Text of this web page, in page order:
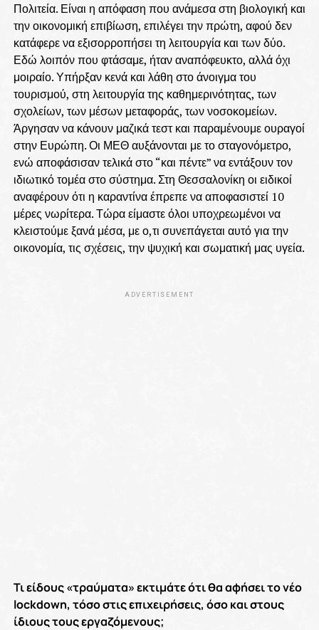
Πολιτεία. Είναι η απόφαση που ανάμεσα στη βιολογική και
την οικονομική επιβίωση, επιλέγει την πρώτη, αφού δεν
κατάφερε να εξισορροπήσει τη λειτουργία και των δύο.
Εδώ λοιπόν που φτάσαμε, ήταν αναπόφευκτο, αλλά όχι
μοιραίο. Υπήρξαν κενά και λάθη στο άνοιγμα του
τουρισμού, στη λειτουργία της καθημερινότητας, των
σχολείων, των μέσων μεταφοράς, των νοσοκομείων.
Άργησαν να κάνουν μαζικά τεστ και παραμένουμε ουραγοί
στην Ευρώπη. Οι ΜΕΘ αυξάνονται με το σταγονόμετρο,
ενώ αποφάσισαν τελικά στο “και πέντε” να εντάξουν τον
ιδιωτικό τομέα στο σύστημα. Στη Θεσσαλονίκη οι ειδικοί
αναφέρουν ότι η καραντίνα έπρεπε να αποφασιστεί 10
μέρες νωρίτερα. Τώρα είμαστε όλοι υποχρεωμένοι να
κλειστούμε ξανά μέσα, με ο,τι συνεπάγεται αυτό για την
οικονομία, τις σχέσεις, την ψυχική και σωματική μας υγεία.
ADVERTISEMENT
Τι είδους «τραύματα» εκτιμάτε ότι θα αφήσει το νέο
lockdown, τόσο στις επιχειρήσεις, όσο και στους
ίδιους τους εργαζόμενους;